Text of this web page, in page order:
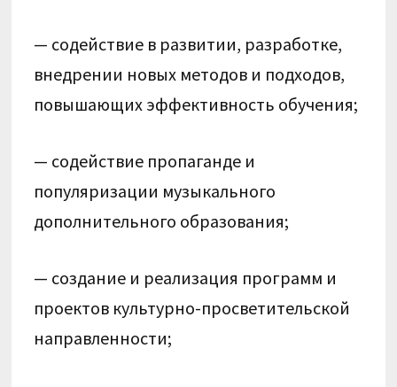
— содействие в развитии, разработке,
внедрении новых методов и подходов,
повышающих эффективность обучения;
— содействие пропаганде и
популяризации музыкального
дополнительного образования;
— создание и реализация программ и
проектов культурно-просветительской
направленности;